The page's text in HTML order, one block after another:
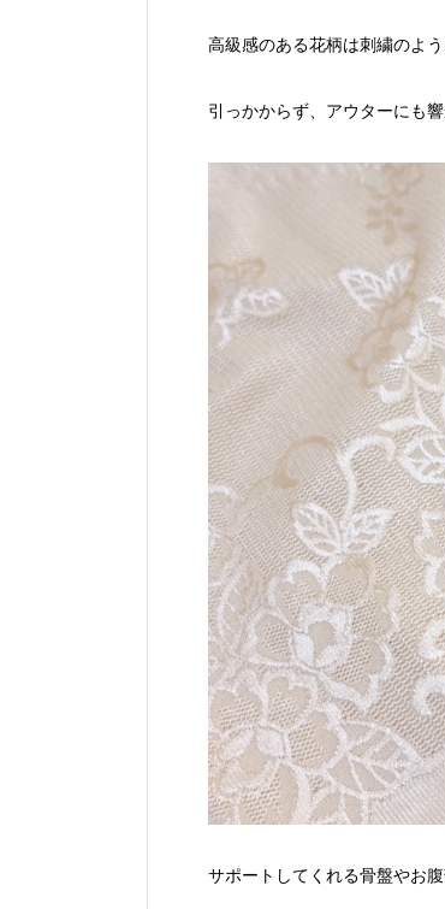
高級感のある花柄は刺繍のよ
引っかからず、アウターにも響
サポートしてくれる骨盤やお